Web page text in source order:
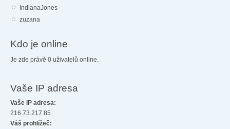
IndianaJones
zuzana
Kdo je online
Je zde právě 0 uživatelů online.
Vaše IP adresa
Vaše IP adresa:
216.73.217.85
Váš prohlížeč: